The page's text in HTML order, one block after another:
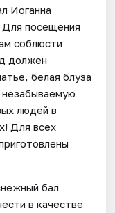
Иоганна
Для посещения
соблюсти
должен
белая блуза
людей в
Для всех
бал
в качестве